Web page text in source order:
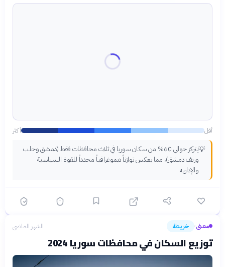
أقل أكثر
💡
يتركز حوالي 60% من سكان سوريا في ثلاث محافظات فقط (دمشق وحلب
وريف دمشق)، مما يعكس توازناً ديموغرافياً محدداً للقوة السياسية
والإدارية.
معنى› خريطة الشهر الماضي
توزيع السكان في محافظات سوريا 2024